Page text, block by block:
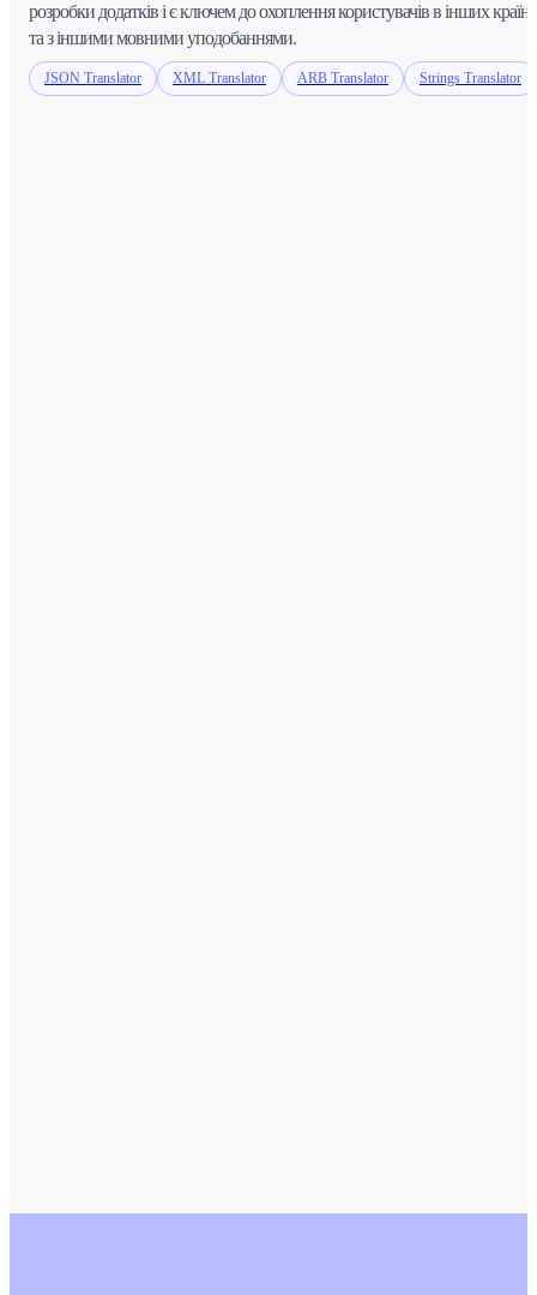
розробки додатків і є ключем до охоплення користувачів в інших
та з іншими мовними уподобаннями.
JSON Translator XML Translator ARB Translator Strings Translator